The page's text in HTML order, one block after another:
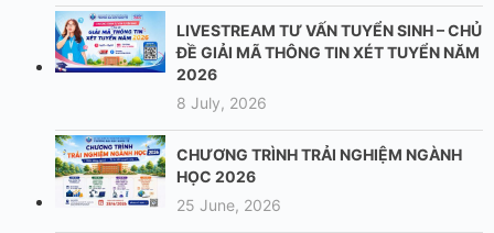
TRƯỜNG ĐẠI HỌC QUỐC TẾ THAM GIA
NGÀY HỘI LỰA CHỌN NGUYỆN VỌNG
2026
24 June, 2026
Nam sinh sở hữu bài báo Q1 năm 20 tuổi,
đạt điểm luận án tuyệt đối 100/100
16 June, 2026